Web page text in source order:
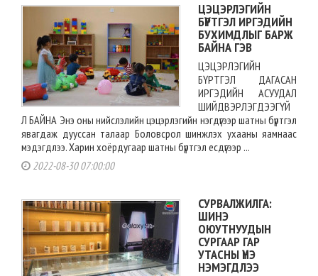
ЦЭЦЭРЛЭГИЙН
БҮРТГЭЛ ИРГЭДИЙН
БУХИМДЛЫГ БАРЖ
БАЙНА ГЭВ
ЦЭЦЭРЛЭГИЙН
БҮРТГЭЛ ДАГАСАН
ИРГЭДИЙН АСУУДАЛ
ШИЙДВЭРЛЭГДЭЭГҮЙ
Л БАЙНА Энэ оны нийслэлийн цэцэрлэгийн нэгдүгээр шатны бүртгэл
явагдаж дууссан талаар Боловсрол шинжлэх ухааны яамнаас
мэдэгдлээ. Харин хоёрдугаар шатны бүртгэл есдүгээр ...
2022-08-30 07:00:00
СУРВАЛЖИЛГА:
ШИНЭ
ОЮУТНУУДЫН
СУРГААР ГАР
УТАСНЫ ҮНЭ
НЭМЭГДЛЭЭ